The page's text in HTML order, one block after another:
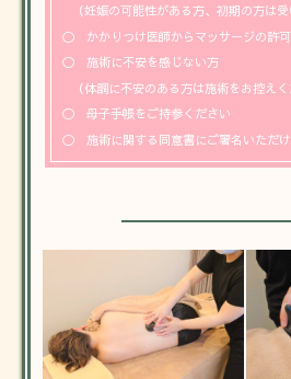
（妊娠の可能性がある方、初期の方は受
〇 かかりつけ医師からマッサージの許
〇 施術に不安を感じな い方
（体調に不安のある方は施術をお控えく
〇 母子手帳をご持参ください
〇 施術に関する同意書にご署名いただ